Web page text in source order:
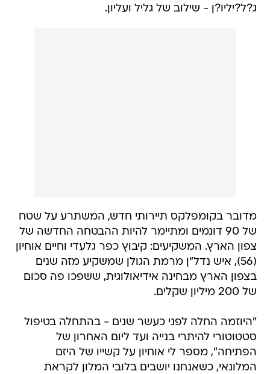
ג?ל?יליו?ן - שילוב של גליל ועליון.
מדובר בקומפלקס תיירותי חדש, המשתרע על שטח
של 90 דונמים ומתיימר להיות ההבטחה החדשה של
צפון הארץ. המשקיעים: קיבוץ כפר גלעדי וחיים אוחיון
(56), איש נדל"ן מרמת הגולן שמשקיע מזה שנים
בצפון הארץ מבחינה אידיאולוגית, ששפכו פה סכום
של 200 מיליון שקלים.
"היוזמה החלה לפני כעשר שנים - בהתחלה בטיפול
סטטוטורי להיתרי בנייה ועד ליום האחרון של
הפתיחה", מספר לי אוחיון על קשייו של היזם
המלונאי, כשאנחנו יושבים בלובי המלון לקראת